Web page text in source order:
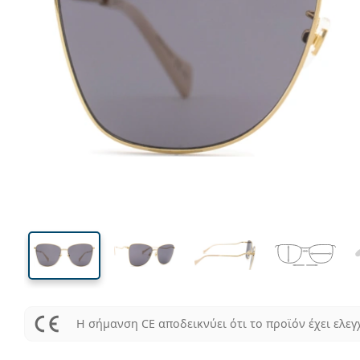
Μήκος σκελετού
53 mm
Ύψος φακού Μήκος φακού
Μήκος
Η σήμανση CE αποδεικνύει ότι το προϊόν έχει